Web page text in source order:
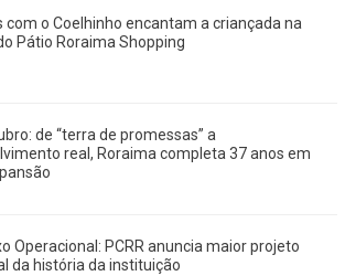
com o Coelhinho encantam a criançada na
Pátio Roraima Shopping
de “terra de promessas” a
real, Roraima completa 37 anos em
Operacional: PCRR anuncia maior projeto
da história da instituição